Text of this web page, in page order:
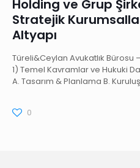
Holding ve Grup
Stratejik
Altyapı
Türeli&Ceylan Avukatlık Bürosu
1) Temel Kavramlar ve Hukuki
A. Tasarım & Planlama B.
0